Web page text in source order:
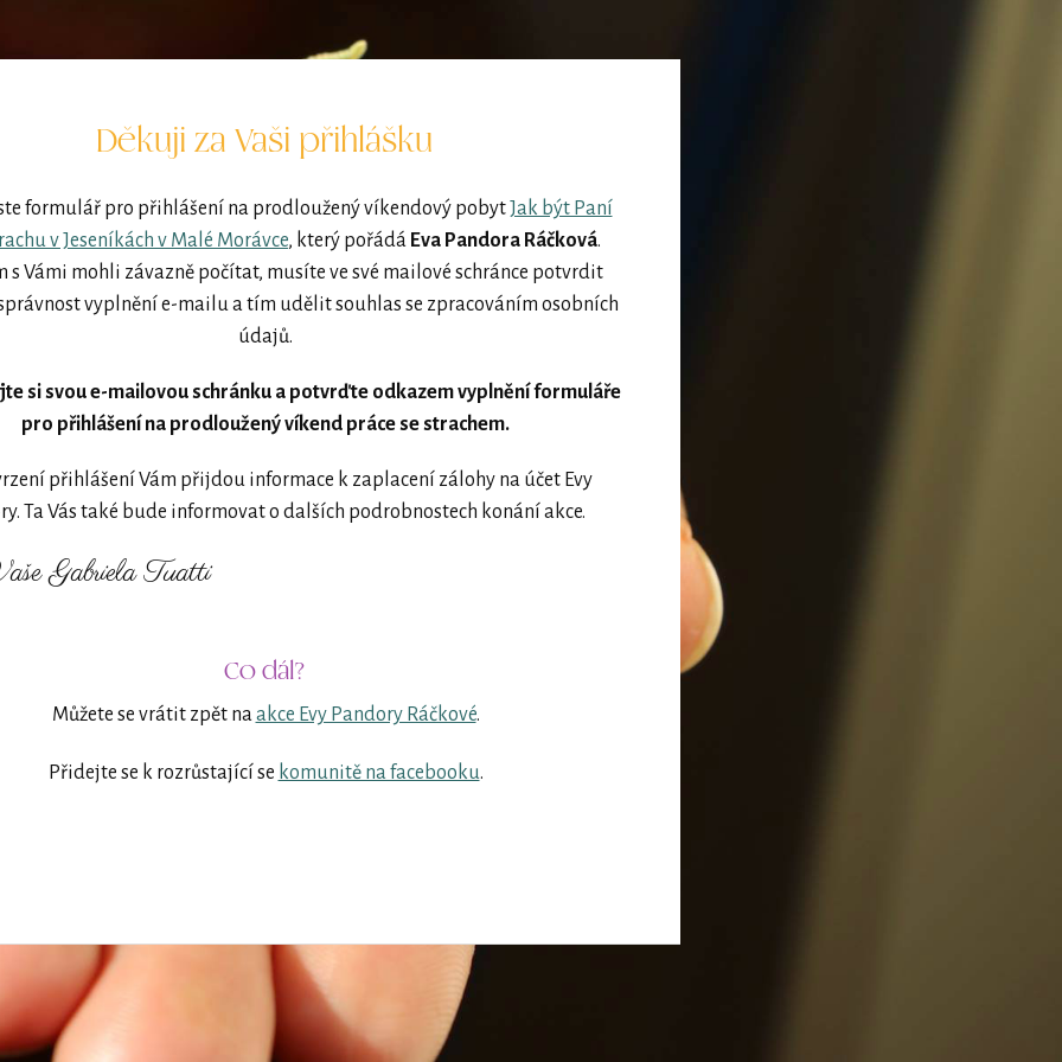
Děkuji za Vaši přihlášku
formulář pro přihlášení na prodloužený víkendový pobytJak být Paní
v Jeseníkách v Malé Morávce, který pořádá Eva Pandora Ráčková.
s Vámi mohli závazně počítat, musíte ve své mailové schránce potvrdit
vyplnění e-mailu a tím udělit souhlas se zpracováním osobních
údajů.
si svou e-mailovou schránku a potvrďte odkazem vyplnění formuláře
pro přihlášení na prodloužený víkend práce se strachem.
přihlášení Vám přijdou informace k zaplacení zálohy na účet Evy
Ta Vás také bude informovat o dalších podrobnostech konání akce.
Gabriela Tuatti
Co dál?
Můžete se vrátit zpět naakce Evy Pandory Ráčkové.
Přidejte se k rozrůstající se komunitě na facebooku.